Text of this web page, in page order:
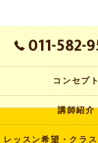
011-582-
コンセプト
講師紹介